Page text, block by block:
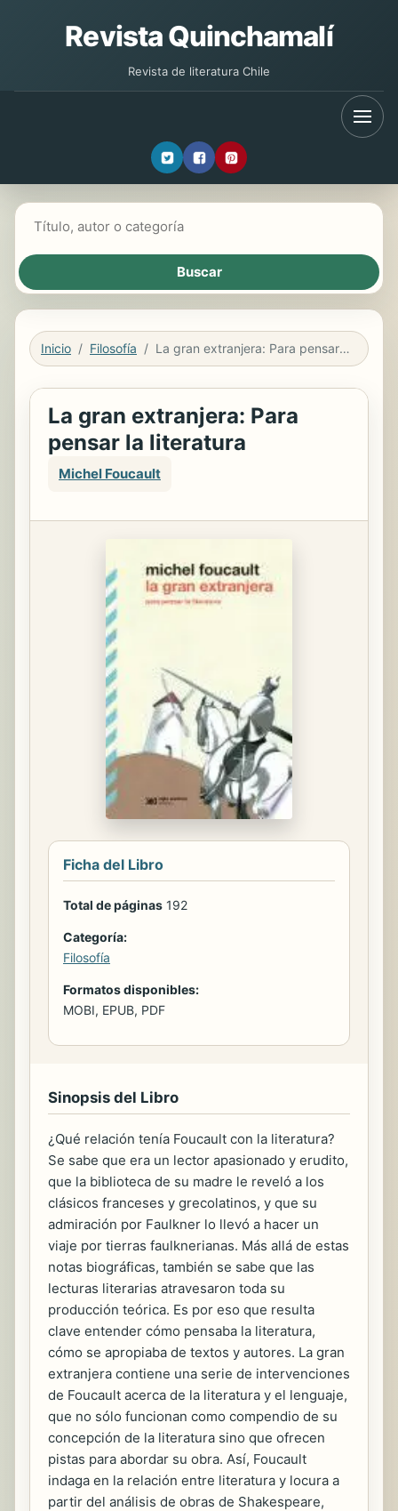
Revista Quinchamalí
Revista de literatura Chile
Inicio Filosofía La gran extranjera: Para pensar la literatura
La gran extranjera: Para
pensar la literatura
Michel Foucault
Ficha del Libro
Total de páginas 192
Categoría:
Filosofía
Formatos disponibles:
MOBI, EPUB, PDF
Sinopsis del Libro
¿Qué relación tenía Foucault con la literatura?
Se sabe que era un lector apasionado y erudito,
que la biblioteca de su madre le reveló a los
clásicos franceses y grecolatinos, y que su
admiración por Faulkner lo llevó a hacer un
viaje por tierras faulknerianas. Más allá de estas
notas biográficas, también se sabe que las
lecturas literarias atravesaron toda su
producción teórica. Es por eso que resulta
clave entender cómo pensaba la literatura,
cómo se apropiaba de textos y autores. La gran
extranjera contiene una serie de intervenciones
de Foucault acerca de la literatura y el lenguaje,
que no sólo funcionan como compendio de su
concepción de la literatura sino que ofrecen
pistas para abordar su obra. Así, Foucault
indaga en la relación entre literatura y locura a
partir del análisis de obras de Shakespeare,